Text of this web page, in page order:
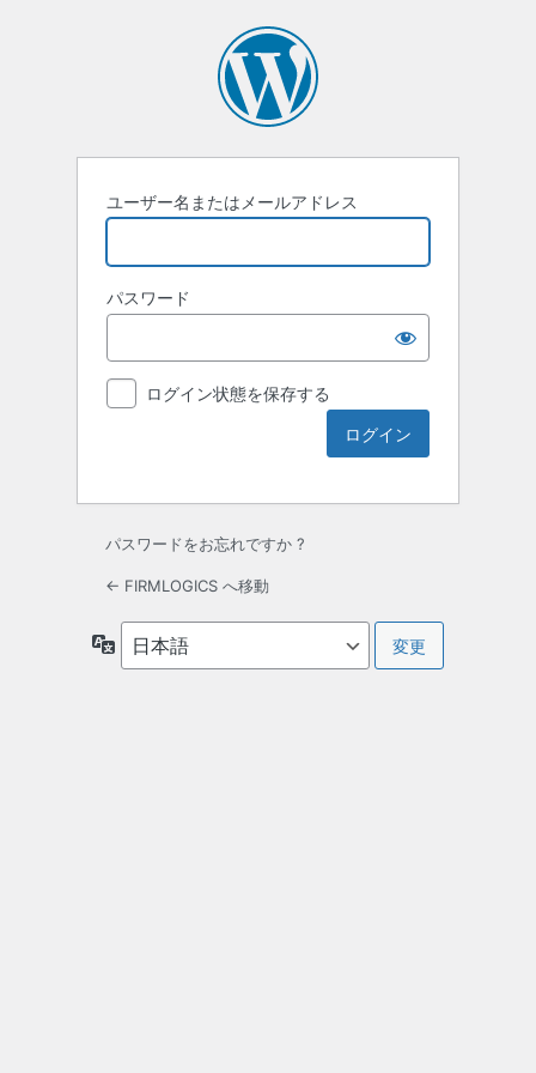
ユーザー名またはメールアドレス
パスワード
ログイン状態を保存する
パスワードをお忘れですか ?
← FIRMLOGICS へ移動
語